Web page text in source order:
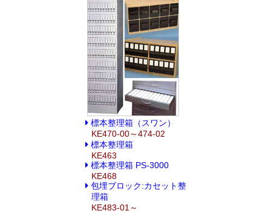
標本整理箱（スワン）
KE470-00～474-02
標本整理箱
KE463
標本整理箱 PS-3000
KE468
包埋ブロック:カセット整
理箱
KE483-01～